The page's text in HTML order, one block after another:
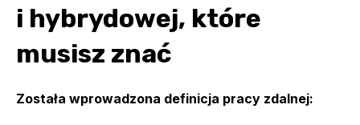
i hybrydowej, które
musisz znać
Została wprowadzona definicja pracy zdalnej: